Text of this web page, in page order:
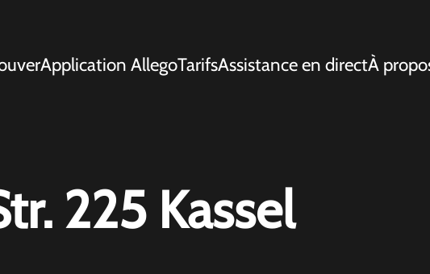
Application AllegoTarifsAssistance en directÀ
225 Kassel